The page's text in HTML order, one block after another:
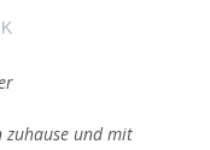
zuhause und mit